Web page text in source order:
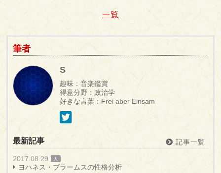
一覧
筆者
S
趣味：音楽鑑賞
得意分野：政治学
好きな言葉：Frei aber Einsam
最新記事 記事一覧
2017.08.29 人
ヨハネス・ブラームスの性格分析